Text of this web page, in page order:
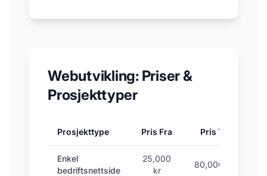
Webutvikling: Priser &
Prosjekttyper
Prosjekttype Pris Fra Pris Til
Enkel
bedriftsnettside
25,000
kr
80,000 kr